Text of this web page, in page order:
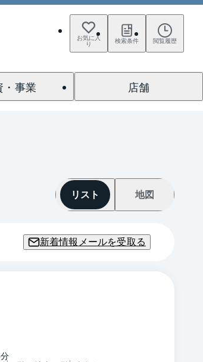
お気に入
り 検索条件 閲覧履歴
・事業 店舗
リスト 地図
新着情報メールを受取る